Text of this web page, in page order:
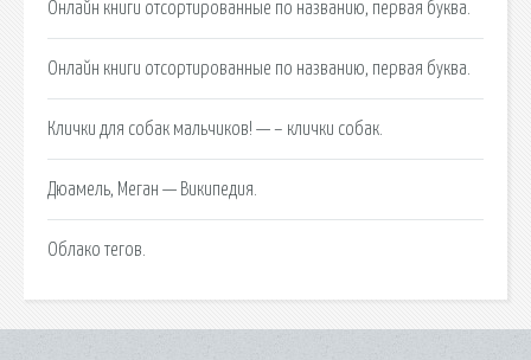
Онлайн книги отсортированные по названию, первая буква.
Онлайн книги отсортированные по названию, первая буква.
Клички для собак мальчиков! — – клички собак.
Дюамель, Меган — Википедия.
Облако тегов.